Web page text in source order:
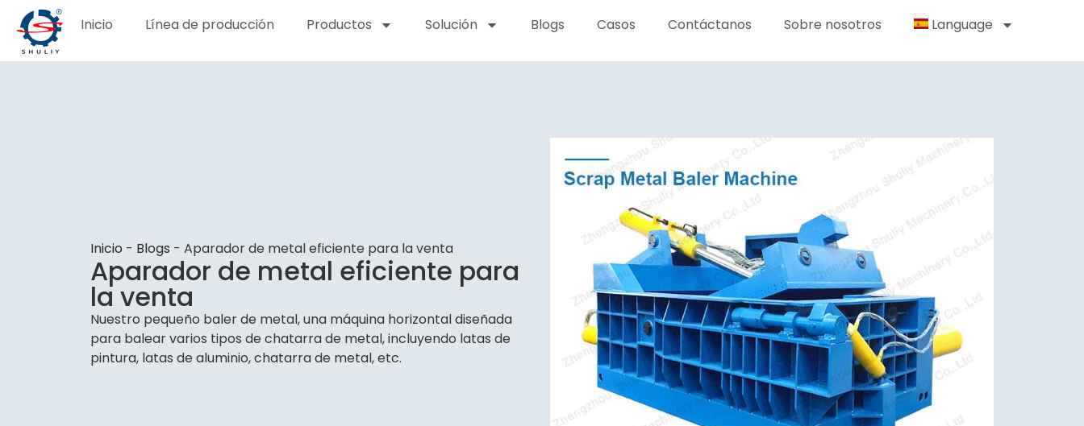
Inicio Línea de producción Productos Solución Blogs Casos Contáctanos Sobre nosotros Language
Inicio - Blogs - Aparador de metal eficiente para la venta
Aparador de metal eficiente para
la venta
Nuestro pequeño baler de metal, una máquina horizontal diseñada
para balear varios tipos de chatarra de metal, incluyendo latas de
pintura, latas de aluminio, chatarra de metal, etc.